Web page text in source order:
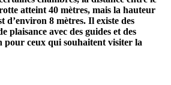
atteint 40 mètres, mais la hauteur
d’environ 8 mètres. Il existe des
plaisance avec des guides et des
pour ceux qui souhaitent visiter la